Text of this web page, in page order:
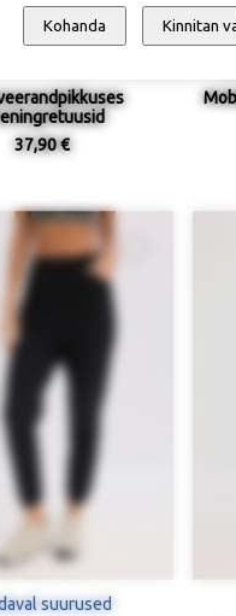
suurused
37,90 €
suurused
Kohanda Kinnitan